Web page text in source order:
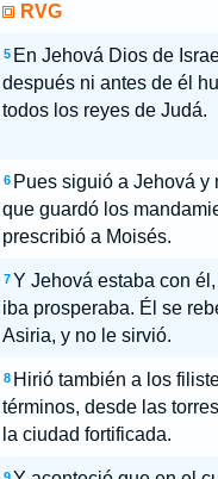
RVG
5 En Jehová Dios de
después ni antes de él
todos los reyes de Judá.
6 Pues siguió a Jehová y
que guardó los
prescribió a Moisés.
7 Y Jehová estaba con
iba prosperaba. Él se
Asiria, y no le sirvió.
8 Hirió también a los
términos, desde las
la ciudad fortificada.